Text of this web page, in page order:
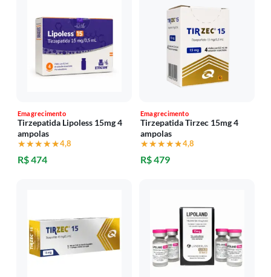
Emagrecimento
Tirzepatida Lipoless 15mg 4
ampolas
★★★★★
★★★★★4,8
R$ 474
Emagrecimento
Tirzepatida Tirzec 15mg 4
ampolas
★★★★★
★★★★★4,8
R$ 479